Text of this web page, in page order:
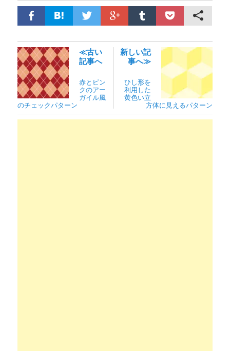
≪古い
記事へ
赤とピン
クのアー
ガイル風
のチェックパターン
新しい記
事へ≫
ひし形を
利用した
黄色い立
方体に見えるパターン